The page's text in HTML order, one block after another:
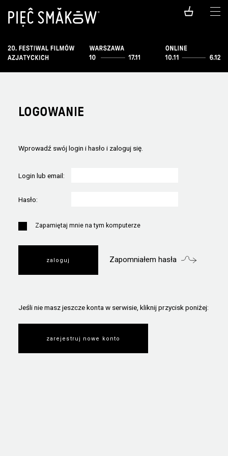
LOGOWANIE
Wprowadź swój login i hasło i zaloguj się.
Login lub email:
Hasło:
Zapamiętaj mnie na tym komputerze
Zapomniałem hasła
Jeśli nie masz jeszcze konta w serwisie, kliknij przycisk poniżej:
zarejestruj nowe konto